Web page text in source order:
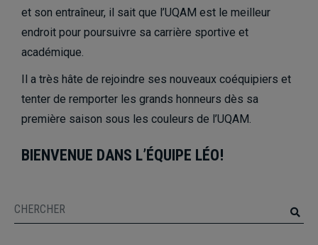
et son entraîneur, il sait que l’UQAM est le meilleur
endroit pour poursuivre sa carrière sportive et
académique.
Il a très hâte de rejoindre ses nouveaux coéquipiers et
tenter de remporter les grands honneurs dès sa
première saison sous les couleurs de l’UQAM.
BIENVENUE DANS L’ÉQUIPE LÉO!